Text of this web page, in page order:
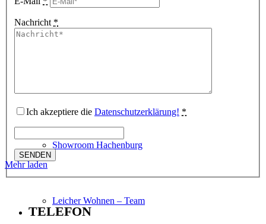
Geschenkgutscheine
Showroom Hachenburg
Leicher Wohnen – Team
Mehr laden
Nachricht *
Ich akzeptiere die Datenschutzerklärung! *
TELEFON